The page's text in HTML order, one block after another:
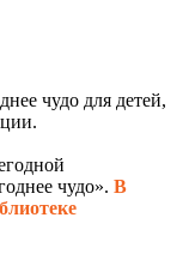
чудо для детей,
чудо». В